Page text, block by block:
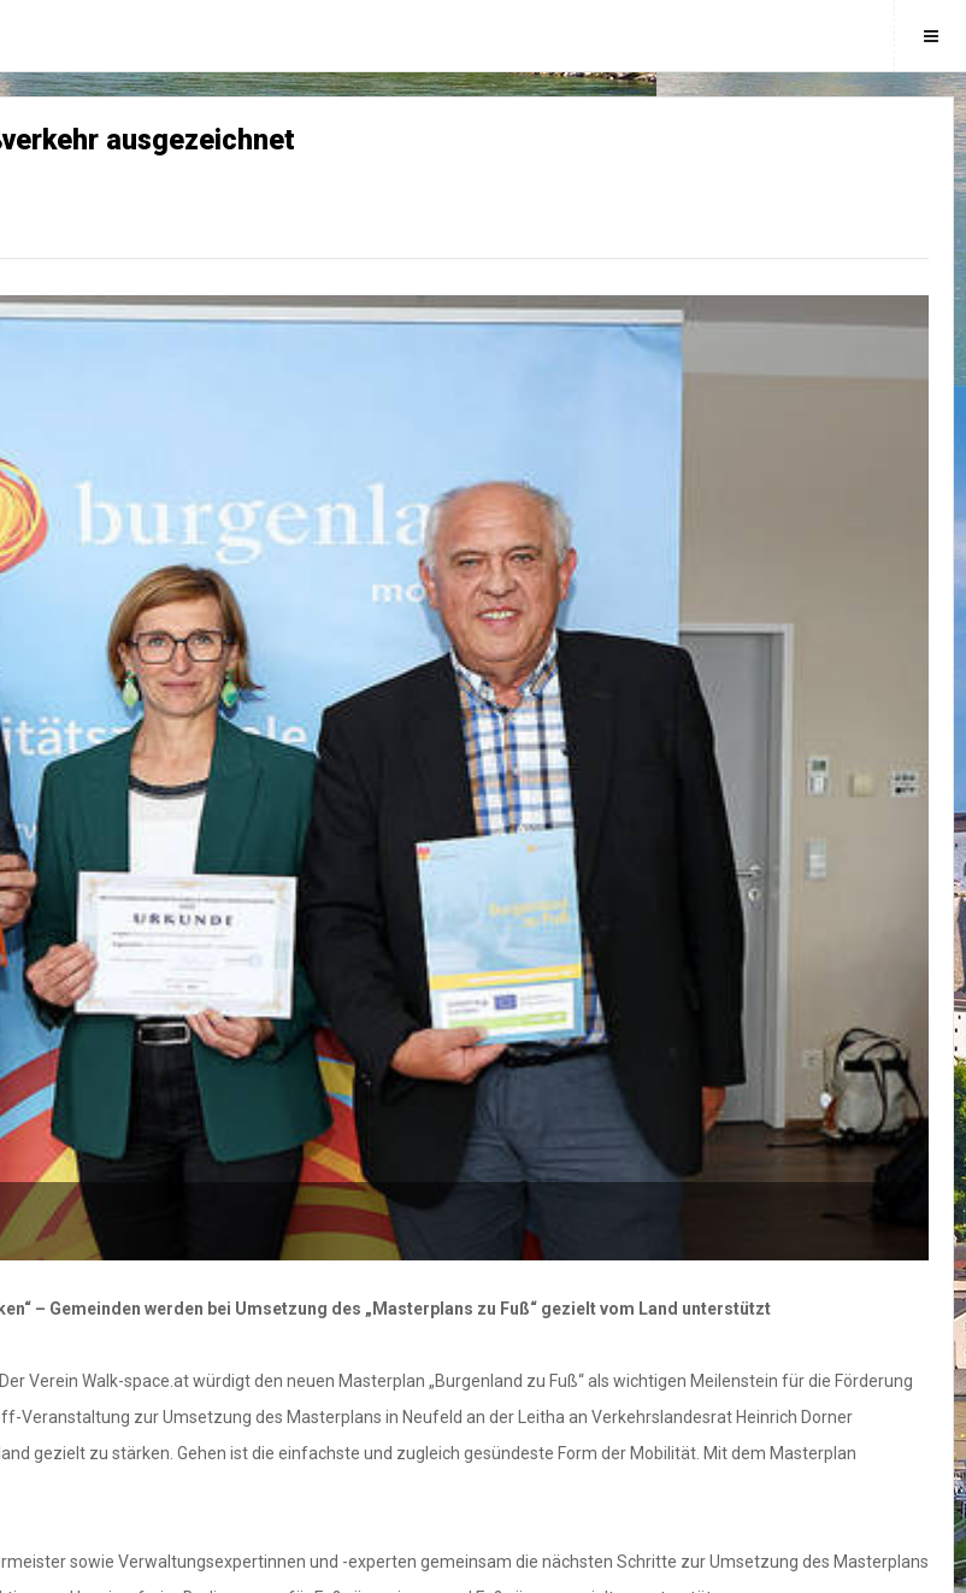
ausgezeichnet
– Gemeinden werden bei Umsetzung des „Masterplans zu Fuß“ gezielt vom Land unterstützt
Verein Walk-space.at würdigt den neuen Masterplan „Burgenland zu Fuß“ als wichtigen Meilenstein für die Förderung
Veranstaltung zur Umsetzung des Masterplans in Neufeld an der Leitha an Verkehrslandesrat Heinrich Dorner
gezielt zu stärken. Gehen ist die einfachste und zugleich gesündeste Form der Mobilität. Mit dem Masterplan
sowie Verwaltungsexpertinnen und -experten gemeinsam die nächsten Schritte zur Umsetzung des Masterplans